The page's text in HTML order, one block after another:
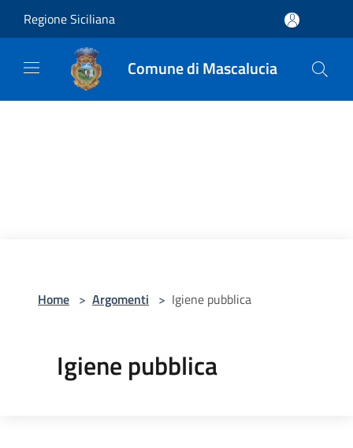
Regione Siciliana
Comune di Mascalucia
Home > Argomenti > Igiene pubblica
Igiene pubblica